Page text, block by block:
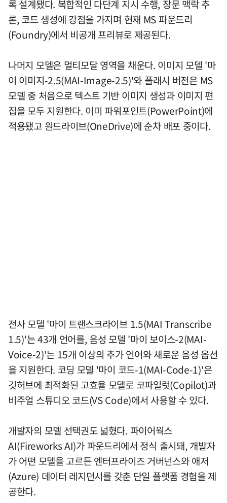
록 설계됐다. 복합적인 다단계 지시 수행, 장문 맥락 추
론, 코드 생성에 강점을 가지며 현재 MS 파운드리
(Foundry)에서 비공개 프리뷰로 제공된다.
나머지 모델은 멀티모달 영역을 채운다. 이미지 모델 '마
이 이미지-2.5(MAI-Image-2.5)'와 플래시 버전은 MS
모델 중 처음으로 텍스트 기반 이미지 생성과 이미지 편
집을 모두 지원한다. 이미 파워포인트(PowerPoint)에
적용됐고 원드라이브(OneDrive)에 순차 배포 중이다.
전사 모델 '마이 트랜스크라이브 1.5(MAI Transcribe
1.5)'는 43개 언어를, 음성 모델 '마이 보이스-2(MAI-
Voice-2)'는 15개 이상의 추가 언어와 새로운 음성 옵션
을 지원한다. 코딩 모델 '마이 코드-1(MAI-Code-1)'은
깃허브에 최적화된 고효율 모델로 코파일럿(Copilot)과
비주얼 스튜디오 코드(VS Code)에서 사용할 수 있다.
개발자의 모델 선택권도 넓혔다. 파이어웍스
AI(Fireworks AI)가 파운드리에서 정식 출시돼, 개발자
가 어떤 모델을 고르든 엔터프라이즈 거버넌스와 애저
(Azure) 데이터 레지던시를 갖춘 단일 플랫폼 경험을 제
공한다.